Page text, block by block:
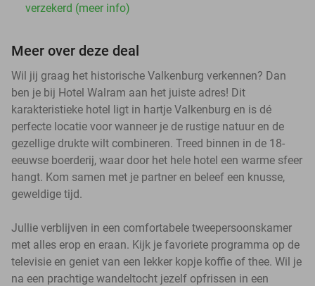
verzekerd (meer info)
Meer over deze deal
Wil jij graag het historische Valkenburg verkennen? Dan
ben je bij Hotel Walram aan het juiste adres! Dit
karakteristieke hotel ligt in hartje Valkenburg en is dé
perfecte locatie voor wanneer je de rustige natuur en de
gezellige drukte wilt combineren. Treed binnen in de 18-
eeuwse boerderij, waar door het hele hotel een warme sfeer
hangt. Kom samen met je partner en beleef een knusse,
geweldige tijd.
Jullie verblijven in een comfortabele tweepersoonskamer
met alles erop en eraan. Kijk je favoriete programma op de
televisie en geniet van een lekker kopje koffie of thee. Wil je
na een prachtige wandeltocht jezelf opfrissen in een